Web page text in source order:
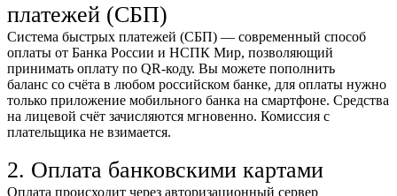
платежей (СБП)
Система быстрых платежей (СБП) — современный способ
оплаты от Банка России и НСПК Мир, позволяющий
принимать оплату по QR-коду. Вы можете пополнить
баланс со счёта в любом российском банке, для оплаты нужно
только приложение мобильного банка на смартфоне. Средства
на лицевой счёт зачисляются мгновенно. Комиссия с
плательщика не взимается.
2. Оплата банковскими картами
Оплата происходит через авторизационный сервер